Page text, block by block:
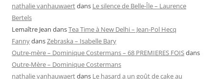
nathalie vanhauwaertdans Le silence de Belle-Île – Laurence
Bertels
Lemaître Jean dansTea Time à New Delhi – Jean-Pol Hecq
FannydansZebraska – Isabelle Bary
Outre-mère – Dominique Costermans – 68 PREMIERES FOISdans
Outre-Mère – Dominique Costermans
nathalie vanhauwaertdans Le hasard a un goût de cake au